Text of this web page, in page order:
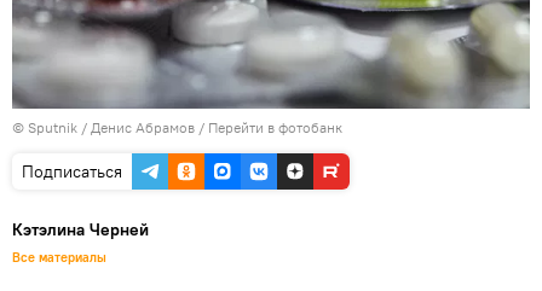
© Sputnik / Денис Абрамов / Перейти в фотобанк
Подписаться
Кэтэлина Черней
Все материалы